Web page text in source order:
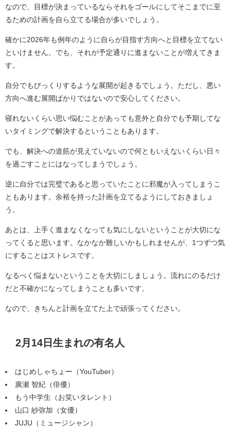
なので、目標が決まっているならそれをゴールにしてそこまでに至
るための計画を自ら立てる場合が多いでしょう。
確かに2026年も例年のように自らが目指す方向へと目標を立てない
といけません。でも、それが予定通りに進まないことが増えてきま
す。
自分でもびっくりするような展開が起きるでしょう。ただし、悪い
方向へ進む展開ばかりではないので安心してください。
寝れないくらい思い悩むことがあっても意外と自分でも予期してな
いタイミングで解決するということもあります。
でも、解決への道筋が見えていないので何ともいえないくらい日々
を過ごすことにはなってしまうでしょう。
逆に自分では完璧であると思っていたことに邪魔が入ってしまうこ
ともあります。余裕を持った計画を立てるようにしておきましょ
う。
あとは、上手く進まなくなっても気にしないということが大切にな
ってくると思います。なかなか難しいかもしれませんが、1つずつ気
にすることはストレスです。
なるべく悩まないということを大切にしましょう。流れにのるだけ
だと不確かになってしまうことも多いです。
なので、きちんと計画を立てた上で頑張ってください。
2月14日生まれの有名人
はじめしゃちょー（YouTuber）
廣瀬 智紀（俳優）
もう中学生（お笑いタレント）
山口 紗弥加（女優）
JUJU（ミュージシャン）